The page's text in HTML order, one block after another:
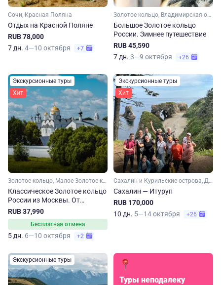
Сочи, Красная Поляна
Отдых на Красной Поляне
RUB 78,000
7 дн. 4—10 октября +7
Золотое кольцо, Владимирская область, Ивановская область, Костромская область, Ярославская область, Московская область, Малое Золотое кольцо
Большое Золотое кольцо
России. Зимнее путешествие
RUB 45,590
7 дн. 3—9 октября +26
Экскурсионные туры
Хит
Золотое кольцо, Малое Золотое кольцо, Ярославская область, Ивановская область, Костромская область, Владимирская область, Московская область
Классическое Золотое кольцо
России из Москвы. От
Сергиева Посада до
Владимира
RUB 37,990
Бесплатная отмена
5 дн. 6—10 октября +2
Экскурсионные туры
Хит
Сахалин и Курильские острова, Дальний Восток
Сахалин — Итуруп
RUB 170,000
10 дн. 5—14 октября +26
Экскурсионные туры
Туры неподалеку